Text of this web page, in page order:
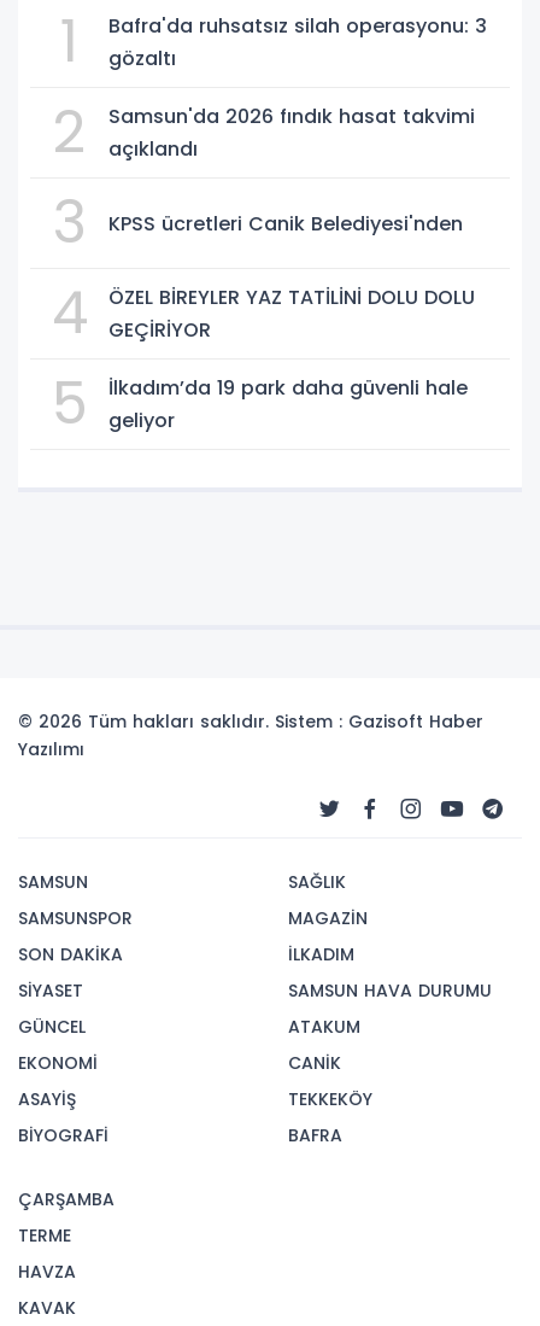
1
Bafra'da ruhsatsız silah operasyonu: 3
gözaltı
2
Samsun'da 2026 fındık hasat takvimi
açıklandı
3 KPSS ücretleri Canik Belediyesi'nden
4
ÖZEL BİREYLER YAZ TATİLİNİ DOLU DOLU
GEÇİRİYOR
5
İlkadım’da 19 park daha güvenli hale
geliyor
© 2026 Tüm hakları saklıdır. Sistem : Gazisoft Haber
Yazılımı
SAMSUN
SAMSUNSPOR
SON DAKİKA
SİYASET
GÜNCEL
EKONOMİ
ASAYİŞ
BİYOGRAFİ
SAĞLIK
MAGAZİN
İLKADIM
SAMSUN HAVA DURUMU
ATAKUM
CANİK
TEKKEKÖY
BAFRA
ÇARŞAMBA
TERME
HAVZA
KAVAK